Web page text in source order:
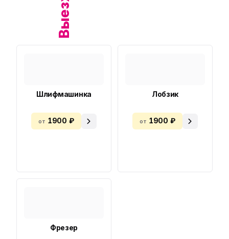
Шлифмашинка
от 1900 ₽
Лобзик
от 1900 ₽
Фрезер